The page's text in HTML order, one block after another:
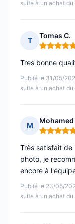
suite à un achat
T
Tomas C.
Note : 5
Publié le 31/05/
suite à un achat
Tres bonne
M
Mohamed
Note : 5
Publié le 23/05/
suite à un achat
Très satisfait de
photo, je
encore à